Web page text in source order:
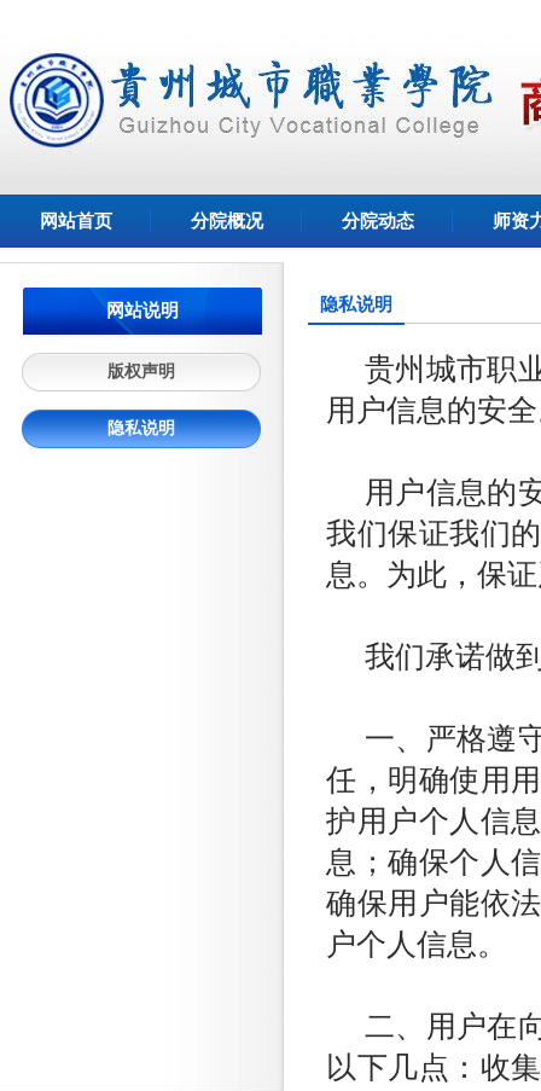
网站首页 分院概况 分院动态 师资
网站说明
版权声明
隐私说明
隐私说明
贵州城市职
用户信息的安
用户信息的
我们保证我们
息。为此，保
我们承诺做
一、严格遵
任，明确使用
护用户个人信
息；确保个人
确保用户能依
户个人信息。
二、用户在
以下几点：收